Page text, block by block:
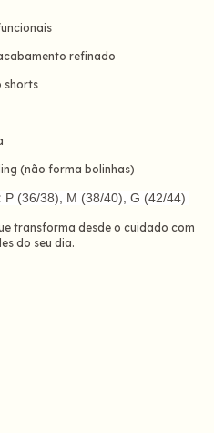
refinado
shorts
(não forma bolinhas)
P (36/38), M (38/40), G (42/44)
transforma desde o cuidado com
do seu dia.